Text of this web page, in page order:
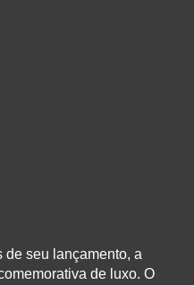
de seu lançamento, a
de luxo. O